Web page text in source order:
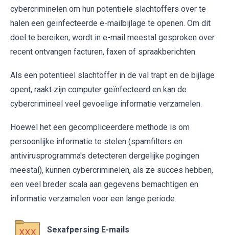
cybercriminelen om hun potentiële slachtoffers over te
halen een geïnfecteerde e-mailbijlage te openen. Om dit
doel te bereiken, wordt in e-mail meestal gesproken over
recent ontvangen facturen, faxen of spraakberichten.
Als een potentieel slachtoffer in de val trapt en de bijlage
opent, raakt zijn computer geïnfecteerd en kan de
cybercrimineel veel gevoelige informatie verzamelen.
Hoewel het een gecompliceerdere methode is om
persoonlijke informatie te stelen (spamfilters en
antivirusprogramma's detecteren dergelijke pogingen
meestal), kunnen cybercriminelen, als ze succes hebben,
een veel breder scala aan gegevens bemachtigen en
informatie verzamelen voor een lange periode.
Sexafpersing E-mails